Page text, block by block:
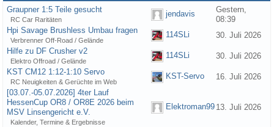
Graupner 1:5 Teile gesucht
RC Car Raritäten
jendavis
Gestern,
08:39
Hpi Savage Brushless Umbau fragen
Verbrenner Off-Road / Gelände
114SLi
30. Juli 2026
Hilfe zu DF Crusher v2
Elektro Offroad / Gelände
114SLi
30. Juli 2026
KST CM12 1:12-1:10 Servo
RC Neuigkeiten & Gerüchte im Web
KST-Servo
16. Juli 2026
[03.07.-05.07.2026] 4ter Lauf
HessenCup OR8 / OR8E 2026 beim
MSV Linsengericht e.V.
Kalender, Termine & Ergebnisse
Elektroman99 13. Juli 2026